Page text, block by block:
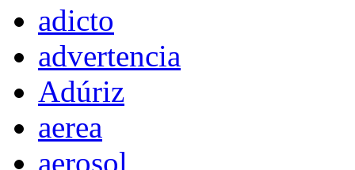
adicto
advertencia
Adúriz
aerea
aerosol